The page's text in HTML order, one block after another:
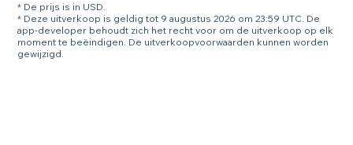
* De prijs is in USD.
* Deze uitverkoop is geldig tot 9 augustus 2026 om 23:59 UTC. De
app-developer behoudt zich het recht voor om de uitverkoop op elk
moment te beëindigen. De uitverkoopvoorwaarden kunnen worden
gewijzigd.